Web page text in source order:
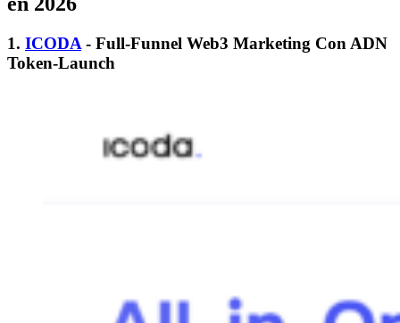
1. ICODA - Full-Funnel Web3 Marketing Con ADN
Token-Launch